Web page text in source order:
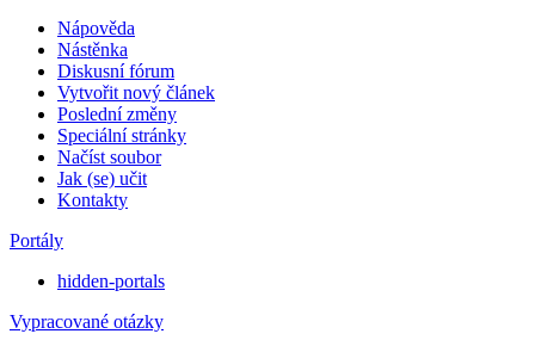
Nápověda
Nástěnka
Diskusní fórum
Vytvořit nový článek
Poslední změny
Speciální stránky
Načíst soubor
Jak (se) učit
Kontakty
Portály
hidden-portals
Vypracované otázky